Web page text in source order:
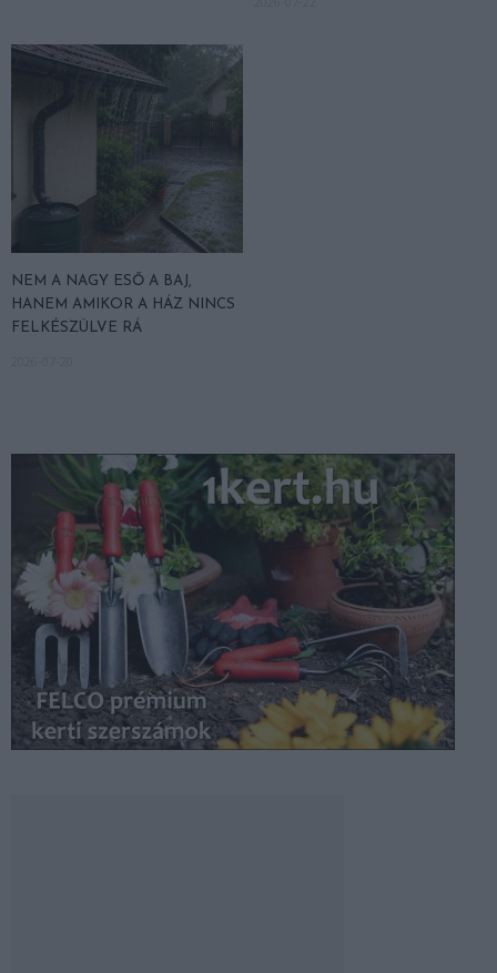
NEM A NAGY ESŐ A BAJ,
HANEM AMIKOR A HÁZ NINCS
FELKÉSZÜLVE RÁ